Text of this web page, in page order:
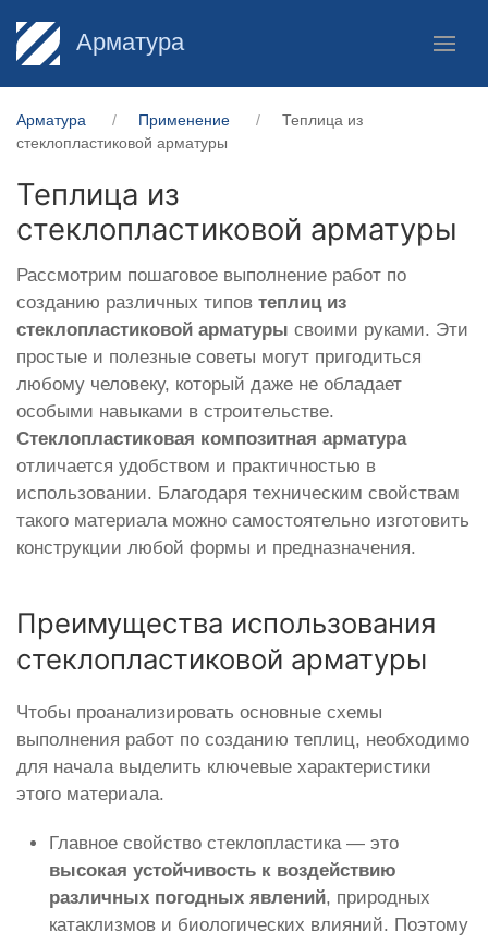
Арматура
Арматура Применение
Теплица из
стеклопластиковой арматуры
Теплица из
стеклопластиковой арматуры
Рассмотрим пошаговое выполнение работ по
созданию различных типов теплиц из
стеклопластиковой арматуры своими руками. Эти
простые и полезные советы могут пригодиться
любому человеку, который даже не обладает
особыми навыками в строительстве.
Стеклопластиковая композитная арматура
отличается удобством и практичностью в
использовании. Благодаря техническим свойствам
такого материала можно самостоятельно изготовить
конструкции любой формы и предназначения.
Преимущества использования
стеклопластиковой арматуры
Чтобы проанализировать основные схемы
выполнения работ по созданию теплиц, необходимо
для начала выделить ключевые характеристики
этого материала.
Главное свойство стеклопластика — это
высокая устойчивость к воздействию
различных погодных явлений, природных
катаклизмов и биологических влияний. Поэтому